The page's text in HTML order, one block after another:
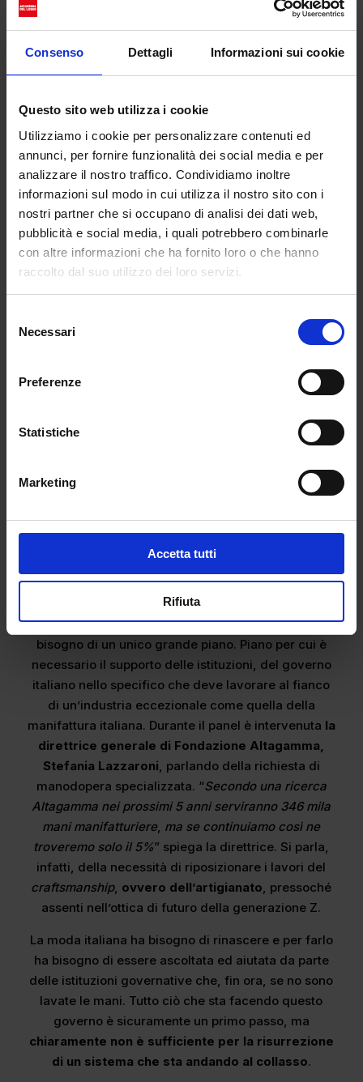
Consenso Dettagli Informazioni sui cookie
Questo sito web utilizza i cookie
Utilizziamo i cookie per personalizzare contenuti ed
annunci, per fornire funzionalità dei social media e per
analizzare il nostro traffico. Condividiamo inoltre
informazioni sul modo in cui utilizza il nostro sito con i
nostri partner che si occupano di analisi dei dati web,
pubblicità e social media, i quali potrebbero combinarle
con altre informazioni che ha fornito loro o che hanno
raccolto dal suo utilizzo dei loro servizi.
delNecessari
Preferenze
Statistiche
Marketing
Accetta tutti
Rifiuta
e di un settore che rischia il collasso
giorno dopo giorno. I 250 milioni stanziati dal
governo sono, indiscutibilmente, un inizio da non
confondere, però, con un punto di arrivo.
Le Giornate della Moda
Italiana nel Mondo
Ma la moda e il made in Italy non sono
esclusivamente un tema interno al Paese. Il settore
moda è, infatti, di grande interesse anche per il
Ministero degli Affari esteri e della Cooperazione
Internazionalecostituendo una consistente fonte di
guadagno per le esportazioni. A tal proposito il
Ministero di competenza, nella persona del Ministro
Antonio Tajani,ha indetto le Giornate della moda
, con lo scopo di rendere più
efficaci le attività promozionali legate alla moda. In
presso Villa Madama,
è stato anche firmato un
con lo scopo di rendere
sempre migliore la comunicazione del settore moda
da parte della rete diplomatica italiana.
Di cosa ha bisogno la moda
Durante il Panel “Stati Generali dell’export della
Paese,è stata evidenziata la necessità di
cooperare per la rinascita del made in Italy.
basta più lavorare ognuno per se stesso, la moda ha
bisogno di un unico grande piano. Piano per cui è
necessario il supporto delle istituzioni, del governo
italiano nello specifico che deve lavorare al fianco
di un’industria eccezionale come quella della
manifattura italiana. Durante il panel è intervenuta la
direttrice generale di Fondazione Altagamma,
Stefania Lazzaroni, parlando della richiesta di
manodopera specializzata. “Secondo una ricerca
Altagamma nei prossimi 5 anni serviranno 346 mila
mani manifatturiere, ma se continuiamo così ne
troveremo solo il 5%” spiega la direttrice. Si parla,
infatti, della necessità di riposizionare i lavori del
craftsmanship, ovvero dell’artigianato, pressoché
assenti nell’ottica di futuro della generazione Z.
La moda italiana ha bisogno di rinascere e per farlo
ha bisogno di essere ascoltata ed aiutata da parte
delle istituzioni governative che, fin ora, se no sono
lavate le mani. Tutto ciò che sta facendo questo
governo è sicuramente un primo passo, ma
chiaramente non è sufficiente per la risurrezione
di un sistema che sta andando al collasso.